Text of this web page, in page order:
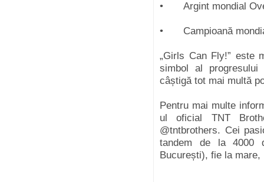
• Argint mondial
• Campioană
„Girls Can Fly!” este
simbol al
câștigă tot mai multă
Pentru mai multe
ul oficial TNT
@tntbrothers. Cei
tandem de la 4000
București), fie la mare,